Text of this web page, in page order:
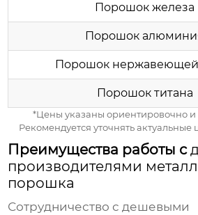
Порошок железа
Порошок
Порошок нержавеющей
Порошок титана
*Цены указаны ориентировочно и
Рекомендуется уточнять
Преимущества работы с
производителями
порошка
Сотрудничество сдешевыми